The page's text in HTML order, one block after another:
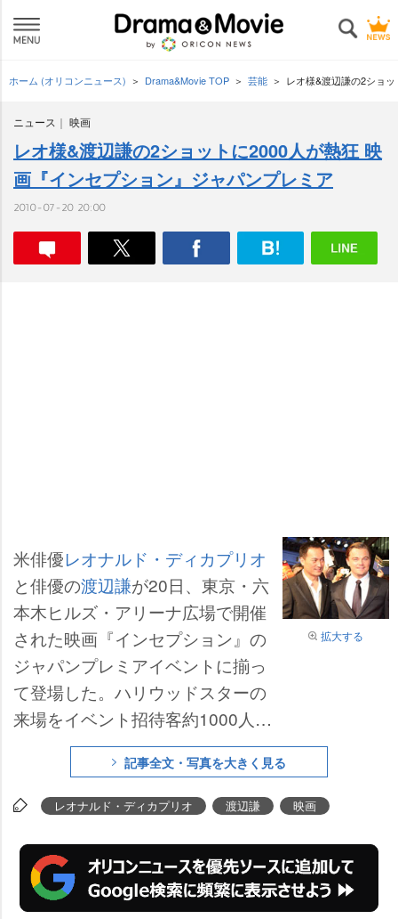
ホーム (オリコンニュース) Drama&Movie TOP 芸能 レオ様&渡辺謙の2ショ
ニュース 映画
レオ様&渡辺謙の2ショットに2000人が熱狂 映
画『インセプション』ジャパンプレミア
2010-07-20 20:00
拡大する
米俳優レオナルド・ディカプリオ
と俳優の渡辺謙が20日、東京・六
本木ヒルズ・アリーナ広場で開催
された映画『インセプション』の
ジャパンプレミアイベントに揃っ
て登場した。ハリウッドスターの
来場をイベント招待客約1000人と
見物客約1000人、テレビカメラ3
5台、スチールカメラ85台、記者
約90人が歓迎し、渡辺は妻で女優
ィカプリオは約3年半ぶりとなる
日本のファンとの交流イベントと
いうこともあり、30分以上をかけ
記事全文・写真を大きく見る
レオナルド・ディカプリオ 渡辺謙 映画